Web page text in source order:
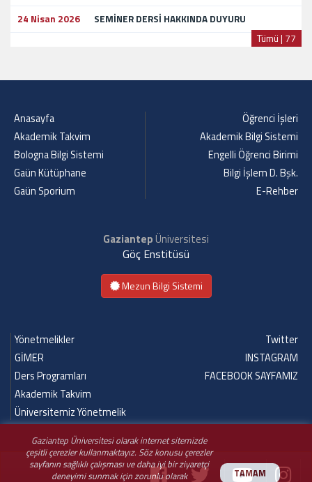
Gaziantep Üniversitesi olarak internet sitemizde
çeşitli çerezler kullanmaktayız. Söz konusu çerezler
sayfanın sağlıklı çalışması ve daha iyi bir ziyaretçi
deneyimi sunmak için zorunlu olarak
TAMAM
24 Nisan 2026
SEMİNER DERSİ HAKKINDA DUYURU
Tümü | 77
Anasayfa
Akademik Takvim
Bologna Bilgi Sistemi
Gaün Kütüphane
Gaün Sporium
Öğrenci İşleri
Akademik Bilgi Sistemi
Engelli Öğrenci Birimi
Bilgi İşlem D. Bşk.
E-Rehber
GaziantepÜniversitesi
Göç Enstitüsü
Mezun Bilgi Sistemi
Yönetmelikler
GİMER
Ders Programları
Akademik Takvim
Üniversitemiz Yönetmelik
Twitter
INSTAGRAM
FACEBOOK SAYFAMIZ